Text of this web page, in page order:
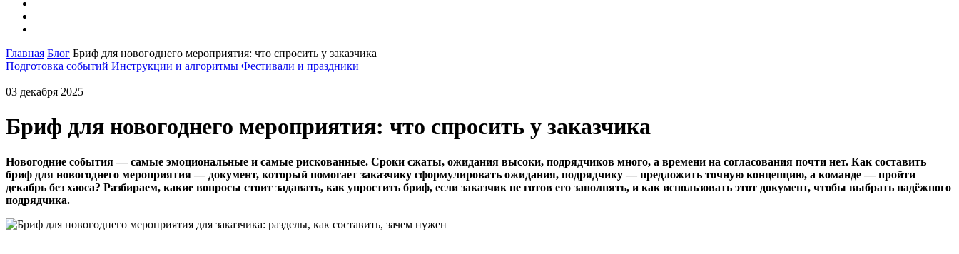
Главная Блог Бриф для новогоднего мероприятия: что спросить у заказчика
Подготовка событий Инструкции и алгоритмы Фестивали и праздники
03 декабря 2025
Бриф для новогоднего мероприятия: что спросить у заказчика
Новогодние события — самые эмоциональные и самые рискованные. Сроки сжаты, ожидания высоки, подрядчиков много, а времени на согласования почти нет. Как составить
бриф для новогоднего мероприятия — документ, который помогает заказчику сформулировать ожидания, подрядчику — предложить точную концепцию, а команде — пройти
декабрь без хаоса? Разбираем, какие вопросы стоит задавать, как упростить бриф, если заказчик не готов его заполнять, и как использовать этот документ, чтобы выбрать надёжного
подрядчика.